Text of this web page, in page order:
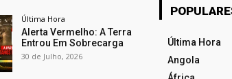
Última Hora
Alerta Vermelho: A Terra
Entrou Em Sobrecarga
30 de Julho, 2026
Última Hora
Angola